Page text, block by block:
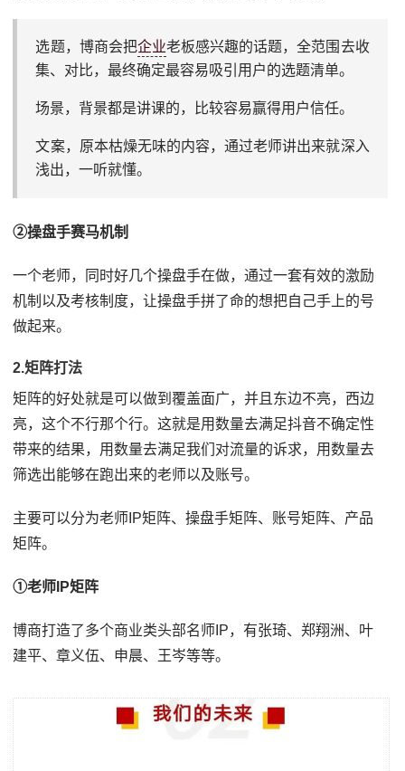
选题，博商会把企业老板感兴趣的话题，全范围去收
集、对比，最终确定最容易吸引用户的选题清单。
场景，背景都是讲课的，比较容易赢得用户信任。
文案，原本枯燥无味的内容，通过老师讲出来就深入
浅出，一听就懂。
②操盘手赛马机制
一个老师，同时好几个操盘手在做，通过一套有效的激励
机制以及考核制度，让操盘手拼了命的想把自己手上的号
做起来。
2.矩阵打法
矩阵的好处就是可以做到覆盖面广，并且东边不亮，西边
亮，这个不行那个行。这就是用数量去满足抖音不确定性
带来的结果，用数量去满足我们对流量的诉求，用数量去
筛选出能够在跑出来的老师以及账号。
主要可以分为老师IP矩阵、操盘手矩阵、账号矩阵、产品
矩阵。
①老师IP矩阵
博商打造了多个商业类头部名师IP，有张琦、郑翔洲、叶
建平、章义伍、申晨、王岑等等。